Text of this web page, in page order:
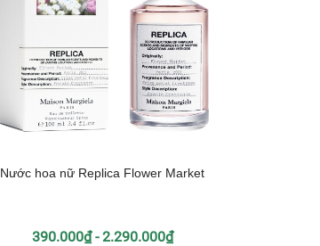
Nước hoa nữ Replica Flower Market
390.000₫ - 2.290.000₫